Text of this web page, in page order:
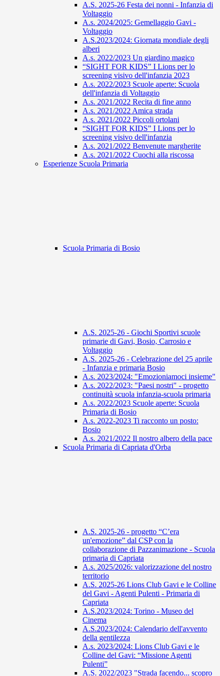
A.S. 2025-26 Festa dei nonni - Infanzia di
Voltaggio
A.s. 2024/2025: Gemellaggio Gavi -
Voltaggio
A.S.2023/2024: Giornata mondiale degli
alberi
A.s. 2022/2023 Un giardino magico
“SIGHT FOR KIDS” I Lions per lo
screening visivo dell'infanzia 2023
A.s. 2022/2023 Scuole aperte: Scuola
dell'infanzia di Voltaggio
A.s. 2021/2022 Recita di fine anno
A.s. 2021/2022 Amica strada
A.s. 2021/2022 Piccoli ortolani
“SIGHT FOR KIDS” I Lions per lo
screening visivo dell'infanzia
A.s. 2021/2022 Benvenute margherite
A.s. 2021/2022 Cuochi alla riscossa
Esperienze Scuola Primaria
Scuola Primaria di Bosio
A.S. 2025-26 - Giochi Sportivi scuole
primarie di Gavi, Bosio, Carrosio e
Voltaggio
A.S. 2025-26 - Celebrazione del 25 aprile
- Infanzia e primaria Bosio
A.s. 2023/2024: "Emozioniamoci insieme"
A.s. 2022/2023: "Paesi nostri" - progetto
continuità scuola infanzia-scuola primaria
A.s. 2022/2023 Scuole aperte: Scuola
Primaria di Bosio
A.s. 2022-2023 Ti racconto un posto:
Bosio
A.s. 2021/2022 Il nostro albero della pace
Scuola Primaria di Capriata d'Orba
A.S. 2025-26 - progetto “C’era
un'emozione” dal CSP con la
collaborazione di Pazzanimazione - Scuola
primaria di Capriata
A.s. 2025/2026: valorizzazione del nostro
territorio
A.S. 2025-26 Lions Club Gavi e le Colline
del Gavi - Agenti Pulenti - Primaria di
Capriata
A.S.2023/2024: Torino - Museo del
Cinema
A.S.2023/2024: Calendario dell'avvento
della gentilezza
A.s. 2023/2024: Lions Club Gavi e le
Colline del Gavi: “Missione Agenti
Pulenti”
A.S. 2022/2023 "Strada facendo... scopro